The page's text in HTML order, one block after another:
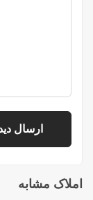
املاک مشابه